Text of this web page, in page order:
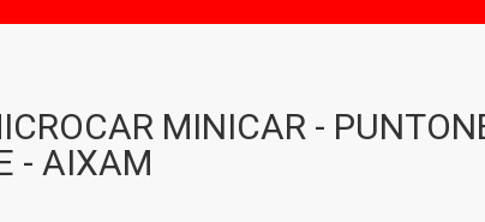
MINICAR -
- AIXAM